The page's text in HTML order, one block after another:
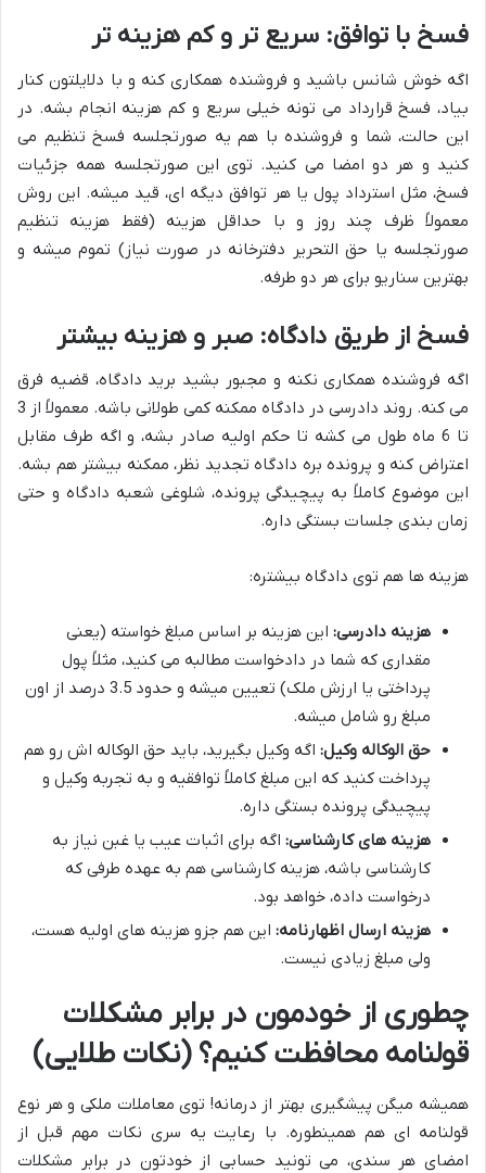
فسخ با توافق: سریع تر و کم هزینه تر
اگه خوش شانس باشید و فروشنده همکاری کنه و با دلایلتون کنار
بیاد، فسخ قرارداد می تونه خیلی سریع و کم هزینه انجام بشه. در
این حالت، شما و فروشنده با هم یه صورتجلسه فسخ تنظیم می
کنید و هر دو امضا می کنید. توی این صورتجلسه همه جزئیات
فسخ، مثل استرداد پول یا هر توافق دیگه ای، قید میشه. این روش
معمولاً ظرف چند روز و با حداقل هزینه (فقط هزینه تنظیم
صورتجلسه یا حق التحریر دفترخانه در صورت نیاز) تموم میشه و
بهترین سناریو برای هر دو طرفه.
فسخ از طریق دادگاه: صبر و هزینه بیشتر
اگه فروشنده همکاری نکنه و مجبور بشید برید دادگاه، قضیه فرق
می کنه. روند دادرسی در دادگاه ممکنه کمی طولانی باشه. معمولاً از 3
تا 6 ماه طول می کشه تا حکم اولیه صادر بشه، و اگه طرف مقابل
اعتراض کنه و پرونده بره دادگاه تجدید نظر، ممکنه بیشتر هم بشه.
این موضوع کاملاً به پیچیدگی پرونده، شلوغی شعبه دادگاه و حتی
زمان بندی جلسات بستگی داره.
هزینه ها هم توی دادگاه بیشتره:
هزینه دادرسی: این هزینه بر اساس مبلغ خواسته (یعنی
مقداری که شما در دادخواست مطالبه می کنید، مثلاً پول
پرداختی یا ارزش ملک) تعیین میشه و حدود 3.5 درصد از اون
مبلغ رو شامل میشه.
حق الوکاله وکیل: اگه وکیل بگیرید، باید حق الوکاله اش رو هم
پرداخت کنید که این مبلغ کاملاً توافقیه و به تجربه وکیل و
پیچیدگی پرونده بستگی داره.
هزینه های کارشناسی: اگه برای اثبات عیب یا غبن نیاز به
کارشناسی باشه، هزینه کارشناسی هم به عهده طرفی که
درخواست داده، خواهد بود.
هزینه ارسال اظهارنامه: این هم جزو هزینه های اولیه هست،
ولی مبلغ زیادی نیست.
چطوری از خودمون در برابر مشکلات
قولنامه محافظت کنیم؟ (نکات طلایی)
همیشه میگن پیشگیری بهتر از درمانه! توی معاملات ملکی و هر نوع
قولنامه ای هم همینطوره. با رعایت یه سری نکات مهم قبل از
امضای هر سندی، می تونید حسابی از خودتون در برابر مشکلات